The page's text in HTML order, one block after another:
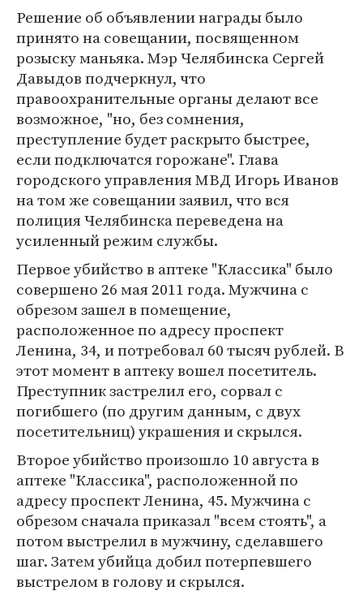
Решение об объявлении награды было
принято на совещании, посвященном
розыску маньяка. Мэр Челябинска Сергей
Давыдов подчеркнул, что
правоохранительные органы делают все
возможное, "но, без сомнения,
преступление будет раскрыто быстрее,
если подключатся горожане". Глава
городского управления МВД Игорь Иванов
на том же совещании заявил, что вся
полиция Челябинска переведена на
усиленный режим службы.
Первое убийство в аптеке "Классика" было
совершено 26 мая 2011 года. Мужчина с
обрезом зашел в помещение,
расположенное по адресу проспект
Ленина, 34, и потребовал 60 тысяч рублей. В
этот момент в аптеку вошел посетитель.
Преступник застрелил его, сорвал с
погибшего (по другим данным, с двух
посетительниц) украшения и скрылся.
Второе убийство произошло 10 августа в
аптеке "Классика", расположенной по
адресу проспект Ленина, 45. Мужчина с
обрезом сначала приказал "всем стоять", а
потом выстрелил в мужчину, сделавшего
шаг. Затем убийца добил потерпевшего
выстрелом в голову и скрылся.